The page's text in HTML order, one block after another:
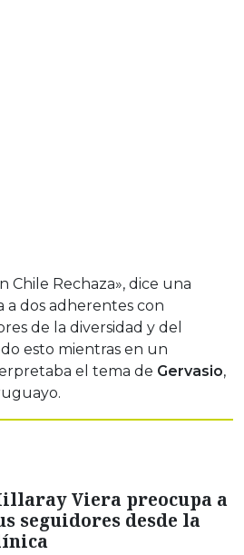
Chile Rechaza», dice una
a dos adherentes con
de la diversidad y del
esto mientras en un
el tema de Gervasio,
Viera preocupa a
seguidores desde la